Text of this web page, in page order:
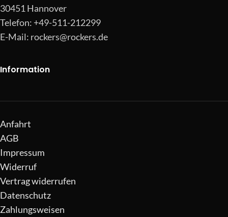
30451 Hannover
Telefon: +49-511-212299
E-Mail: rockers@rockers.de
Information
Anfahrt
AGB
Impressum
Widerruf
Vertrag widerrufen
Datenschutz
Zahlungsweisen